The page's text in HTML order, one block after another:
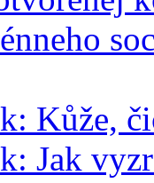
Kůže,
Jak